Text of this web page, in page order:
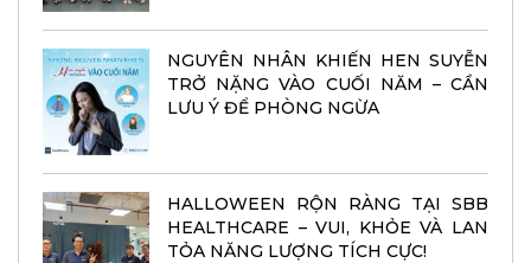
NGUYÊN NHÂN KHIẾN HEN SUYỄN
TRỞ NẶNG VÀO CUỐI NĂM – CẦN
LƯU Ý ĐỂ PHÒNG NGỪA
HALLOWEEN RỘN RÀNG TẠI SBB
HEALTHCARE – VUI, KHỎE VÀ LAN
TỎA NĂNG LƯỢNG TÍCH CỰC!